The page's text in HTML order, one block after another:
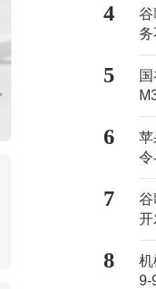
4
谷
务
5
6
苹
令
7
谷
开
8
机
9-